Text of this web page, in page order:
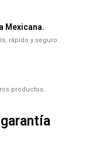
Mexicana.
rápido y seguro.
productos.